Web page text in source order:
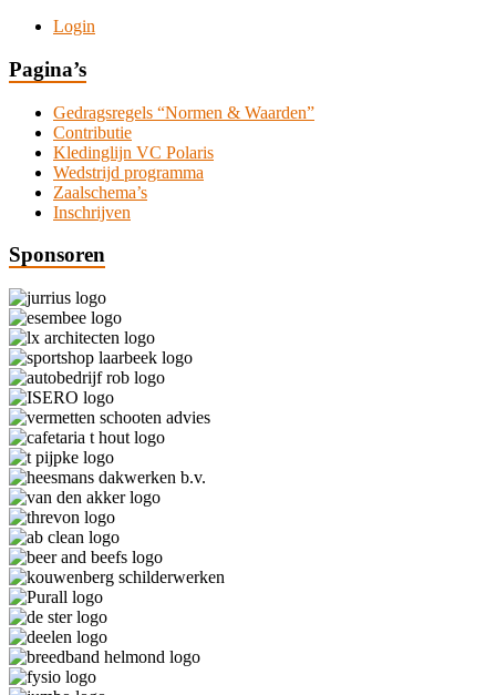
Login
Pagina’s
Gedragsregels “Normen & Waarden”
Contributie
Kledinglijn VC Polaris
Wedstrijd programma
Zaalschema’s
Inschrijven
Sponsoren